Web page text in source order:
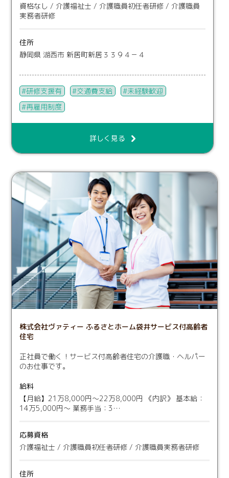
資格なし / 介護福祉士 / 介護職員初任者研修 / 介護職員
実務者研修
住所
静岡県 湖西市 新居町新居３３９４－４
研修支援有 交通費支給
未経験歓迎
再雇用制度
詳しく見る
株式会社ヴァティー ふるさとホーム袋井サービス付高齢者
住宅
正社員で働く！サービス付高齢者住宅の介護職・ヘルパー
のお仕事です。
給料
【月給】21万8,000円〜22万8,000円 《内訳》 基本給：
14万5,000円～ 業務手当：3…
応募資格
介護福祉士 / 介護職員初任者研修 / 介護職員実務者研修
住所